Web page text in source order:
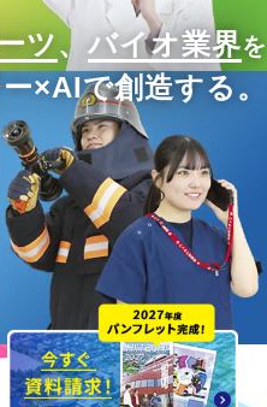
ツ、バイオ業界を
×AIで創造する。